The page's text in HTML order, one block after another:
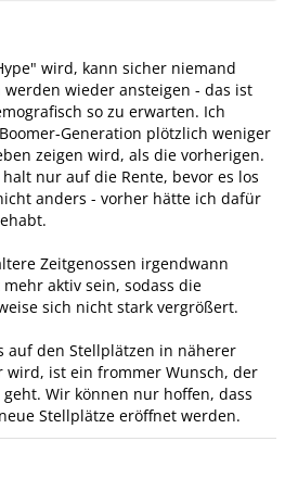
wird, kann sicher niemand
wieder ansteigen - das ist
so zu erwarten. Ich
Generation plötzlich weniger
zeigen wird, als die vorherigen.
nur auf die Rente, bevor es los
anders - vorher hätte ich dafür
Zeitgenossen irgendwann
aktiv sein, sodass die
sich nicht stark vergrößert.
auf den Stellplätzen in näherer
ist ein frommer Wunsch, der
Wir können nur hoffen, dass
Stellplätze eröffnet werden.